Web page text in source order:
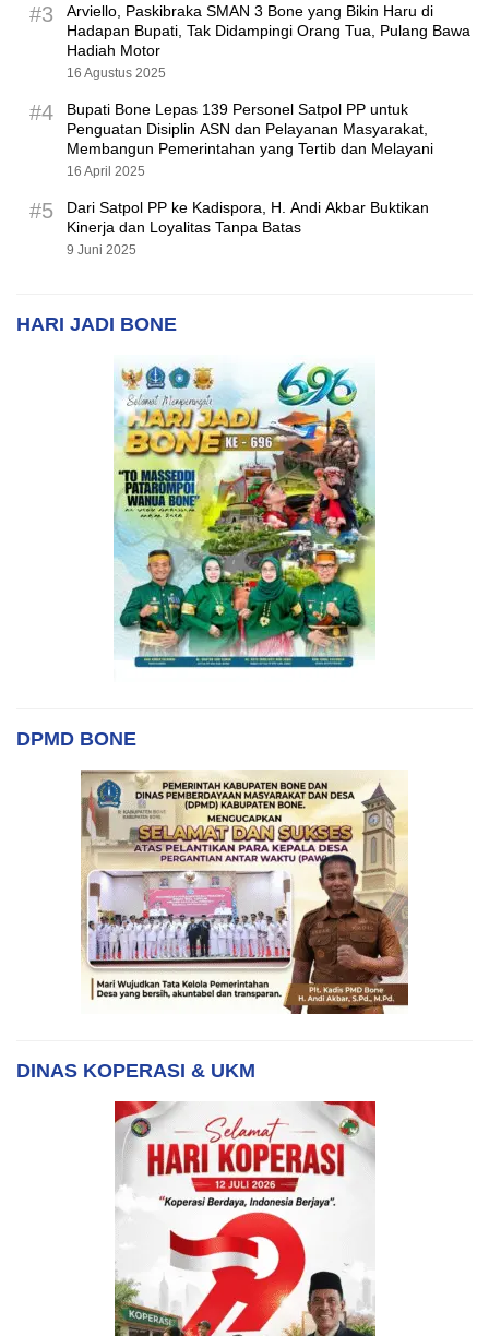
#3
Arviello, Paskibraka SMAN 3 Bone yang Bikin Haru di
Hadapan Bupati, Tak Didampingi Orang Tua, Pulang Bawa
Hadiah Motor
16 Agustus 2025
#4
Bupati Bone Lepas 139 Personel Satpol PP untuk
Penguatan Disiplin ASN dan Pelayanan Masyarakat,
Membangun Pemerintahan yang Tertib dan Melayani
16 April 2025
#5
Dari Satpol PP ke Kadispora, H. Andi Akbar Buktikan
Kinerja dan Loyalitas Tanpa Batas
9 Juni 2025
HARI JADI BONE
DPMD BONE
DINAS KOPERASI & UKM